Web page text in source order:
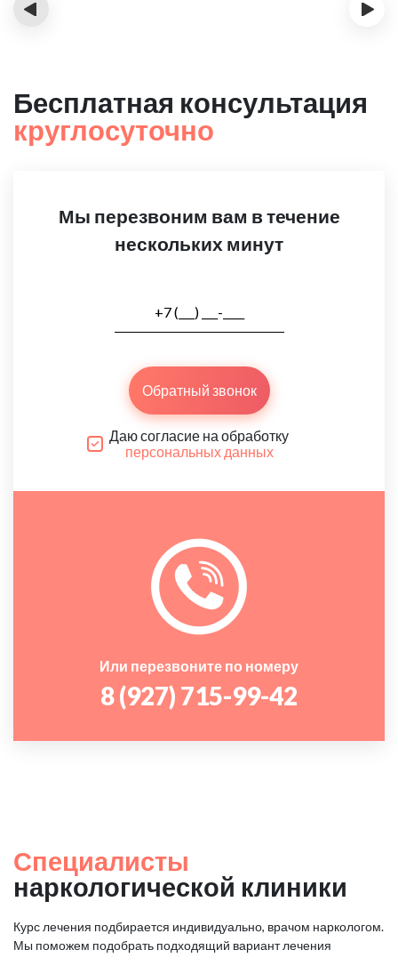
‹ ›
Бесплатная консультация
круглосуточно
Мы перезвоним вам в течение
нескольких минут
Обратный звонок
Даю согласие на обработку
персональных данных
Или перезвоните по номеру
8 (927) 715-99-42
Специалисты
наркологической клиники
Курс лечения подбирается индивидуально, врачом наркологом.
Мы поможем подобрать подходящий вариант лечения